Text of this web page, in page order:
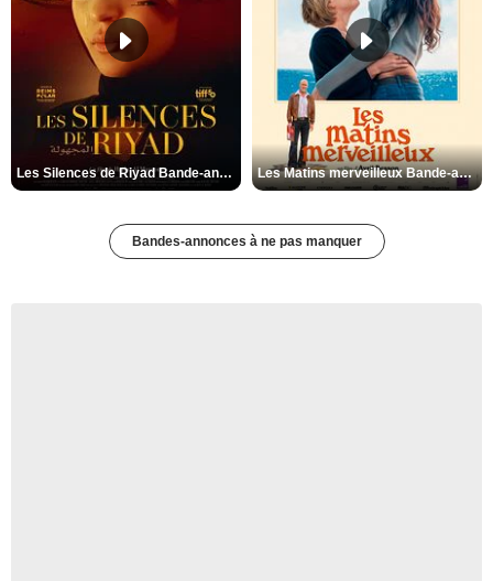
Les Silences de Riyad Bande-annonce VO STFR Les Matins merveilleux Bande-annonce VF
Bandes-annonces à ne pas manquer